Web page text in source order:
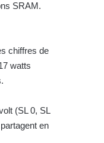
SRAM.
chiffres de
watts
(SL 0, SL
en